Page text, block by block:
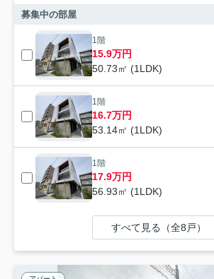
募集中の部屋
1階
15.9万円
50.73㎡ (1LDK)
1階
16.7万円
53.14㎡ (1LDK)
1階
17.9万円
56.93㎡ (1LDK)
すべて見る（全8戸）